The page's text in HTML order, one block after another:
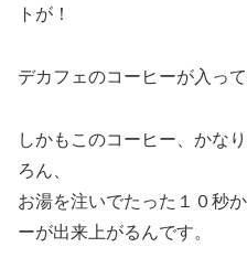
トが！
デカフェのコーヒーが入って
しかもこのコーヒー、かな
ろん、
お湯を注いでたった１０秒
ーが出来上がるんです。